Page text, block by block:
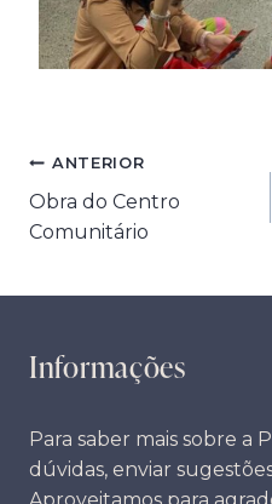
Navegação
de
ANTERIOR
Obra do Centro
Comunitário
Informações
Para saber mais sobre a
dúvidas, enviar